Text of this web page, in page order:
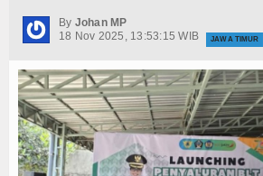
APBD Majalengka
Bupati Majalengka
Menteri UMKM Dorong
Bupati Barito Utara
Kaji Tiru ke Bantul,
By Johan MP
18 Nov 2025, 13:53:15 WIB
JAWA TIMUR